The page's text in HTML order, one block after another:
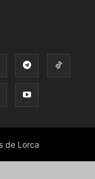
de Lorca